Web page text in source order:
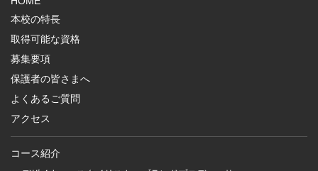
本校の特長
取得可能な資格
募集要項
保護者の皆さまへ
よくあるご質問
アクセス
コース紹介